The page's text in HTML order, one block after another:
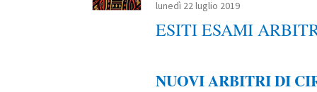
lunedì 22 luglio 2019
ESITI ESAMI
NUOVI ARBITRI DI